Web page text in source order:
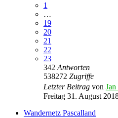
1
…
19
20
21
22
23
342 Antworten
538272 Zugriffe
Letzter Beitrag von
Freitag 31. August
Wandernetz Pascalland